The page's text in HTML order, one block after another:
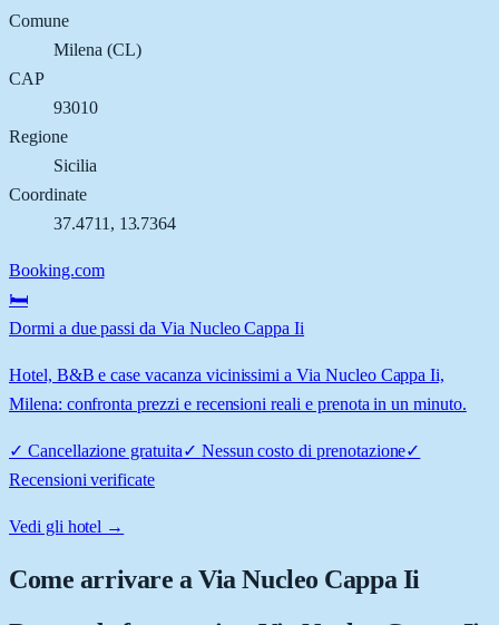
Comune
Milena (CL)
CAP
93010
Regione
Sicilia
Coordinate
37.4711 , 13.7364
Booking.com
🛏️
Dormi a due passi da Via Nucleo Cappa Ii
Hotel, B&B e case vacanza vicinissimi a Via Nucleo Cappa Ii,
Milena: confronta prezzi e recensioni reali e prenota in un minuto.
✓ Cancellazione gratuita✓ Nessun costo di prenotazione✓
Recensioni verificate
Vedi gli hotel →
Come arrivare aVia Nucleo Cappa Ii